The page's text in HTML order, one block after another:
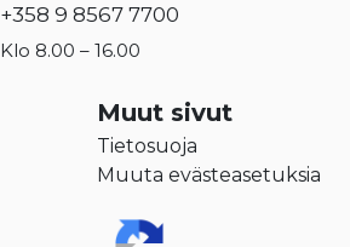
+358 9 8567 7700
Klo 8.00 – 16.00
Muut sivut
Tietosuoja
Muuta evästeasetuksia